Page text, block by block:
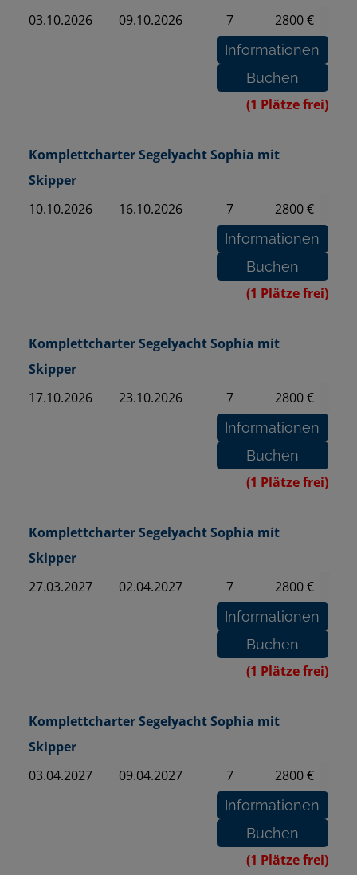
03.10.2026 09.10.2026 7 2800 €
(1 Plätze frei)
Komplettcharter Segelyacht Sophia mit
Skipper
10.10.2026
16.10.2026 7 2800 €
(1 Plätze frei)
Komplettcharter Segelyacht Sophia mit
Skipper
17.10.2026
23.10.2026 7 2800 €
(1 Plätze frei)
Komplettcharter Segelyacht Sophia mit
Skipper
27.03.2027
02.04.2027 7 2800 €
(1 Plätze frei)
Komplettcharter Segelyacht Sophia mit
Skipper
03.04.2027
09.04.2027 7 2800 €
(1 Plätze frei)